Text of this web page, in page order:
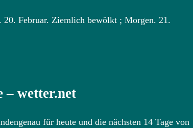
20. Februar. Ziemlich bewölkt ; Morgen. 21.
– wetter.net
für heute und die nächsten 14 Tage von